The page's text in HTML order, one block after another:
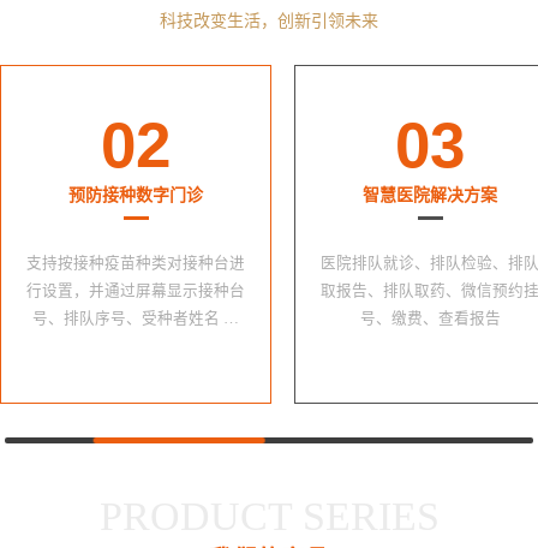
科技改变生活，创新引领未来
02
预防接种数字门诊
支持按接种疫苗种类对接种台进
行设置，并通过屏幕显示接种台
号、排队序号、受种者姓名 …
03
智慧医院解决方案
医院排队就诊、排队检验、排队
取报告、排队取药、微信预约挂
号、缴费、查看报告